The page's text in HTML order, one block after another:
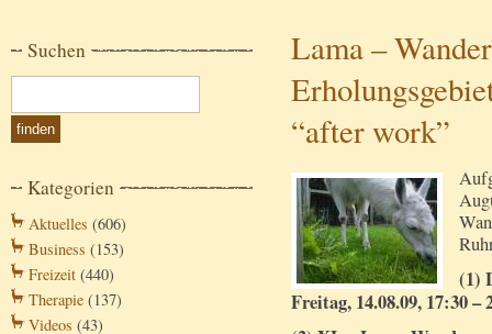
Suchen
Kategorien
Aktuelles (606)
Business (153)
Freizeit (440)
Therapie (137)
Videos (43)
Lama –
“after work”
(1)
Freitag, 14.08.09, 17:30 –